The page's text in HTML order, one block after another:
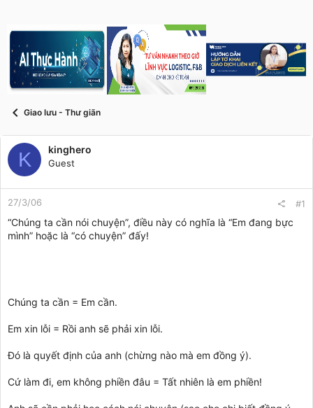
e
a
d
s
a
r
y
g
ử
i
Giao lưu - Thư giãn
K kinghero
Guest
27/3/06 #1
“Chúng ta cần nói chuyện”, điều này có nghĩa là “Em đang bực
mình” hoặc là “có chuyện” đấy!
Chúng ta cần = Em cần.
Em xin lỗi = Rồi anh sẽ phải xin lỗi.
Đó là quyết định của anh (chừng nào mà em đồng ý).
Cứ làm đi, em không phiền đâu = Tất nhiên là em phiền!